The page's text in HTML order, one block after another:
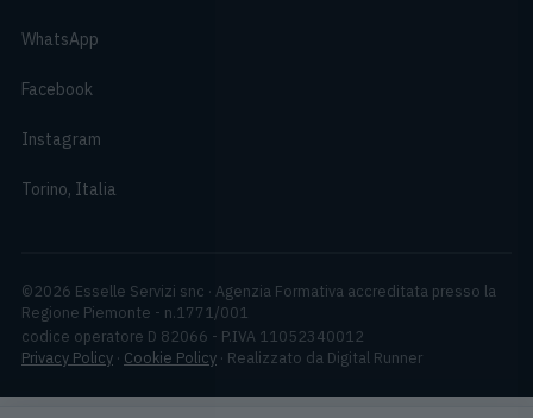
WhatsApp
Facebook
Instagram
Torino, Italia
©2026 Esselle Servizi snc · Agenzia Formativa accreditata presso la
Regione Piemonte - n.1771/001
codice operatore D 82066 - P.IVA 11052340012
Privacy Policy · Cookie Policy · Realizzato da Digital Runner